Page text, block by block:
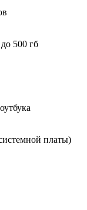
500 гб
платы)